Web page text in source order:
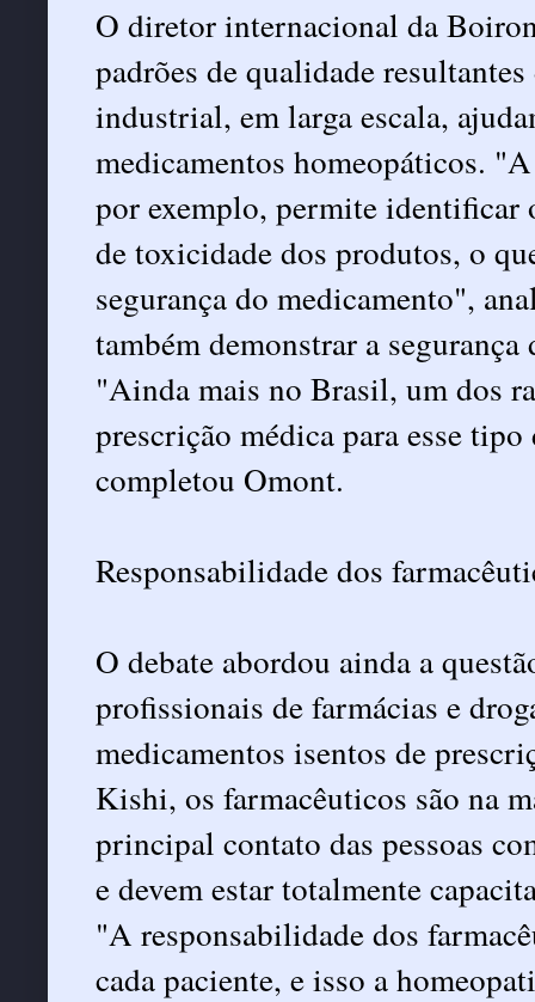
O diretor internacional da
padrões de qualidade
industrial, em larga escala,
medicamentos homeopáticos.
por exemplo, permite identificar
de toxicidade dos produtos, o
segurança do medicamento",
também demonstrar a
"Ainda mais no Brasil, um dos
prescrição médica para esse
completou Omont.
Responsabilidade dos
O debate abordou ainda a
profissionais de farmácias e
medicamentos isentos de
Kishi, os farmacêuticos são na
principal contato das pessoas
e devem estar totalmente
"A responsabilidade dos
cada paciente, e isso a